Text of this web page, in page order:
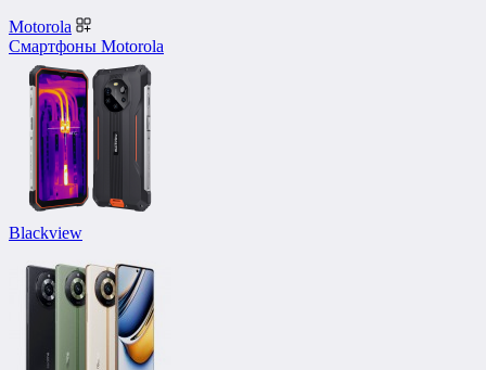
Motorola
Смартфоны Motorola
Blackview